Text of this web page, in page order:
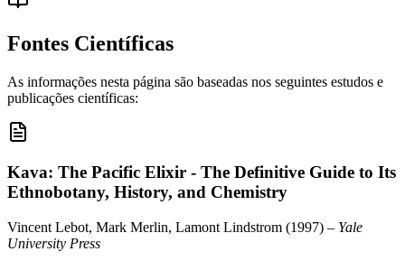
Fontes Científicas
As informações nesta página são baseadas nos seguintes estudos e
publicações científicas:
Kava: The Pacific Elixir - The Definitive Guide to Its
Ethnobotany, History, and Chemistry
Vincent Lebot, Mark Merlin, Lamont Lindstrom (1997) – Yale
University Press